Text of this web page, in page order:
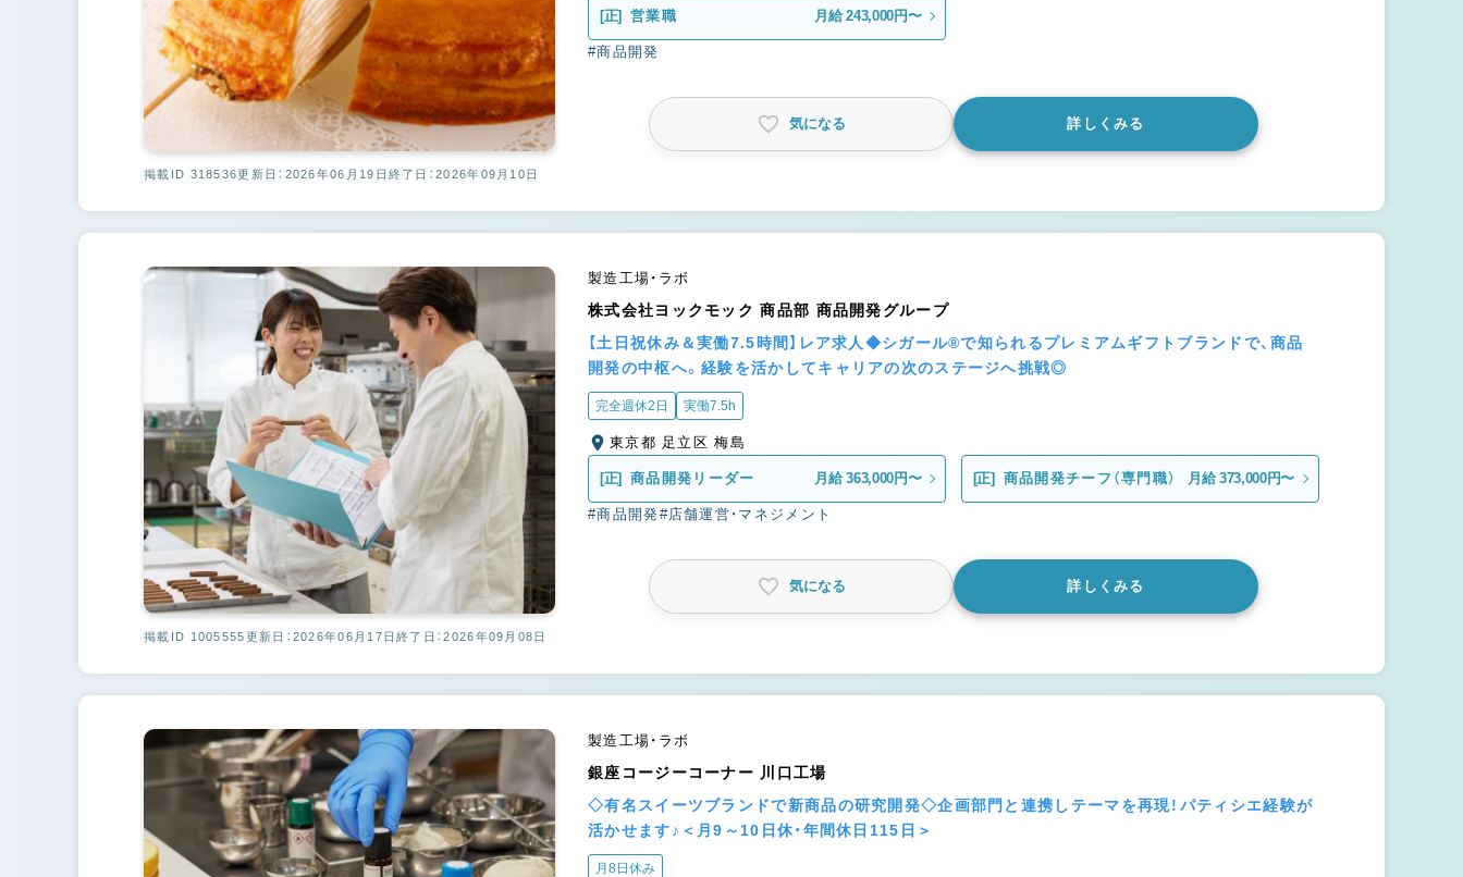
[正] 営業職 月給 243,000円〜
#商品開発
気になる 詳しくみる
掲載ID 318536更新日：2026年06月19日 終了日：2026年09月10日
製造工場・ラボ
株式会社ヨックモック 商品部 商品開発グループ
【土日祝休み＆実働7.5時間】レア求人◆シガール®で知られるプレミアムギフトブランドで、商品
開発の中枢へ。経験を活かしてキャリアの次のステージへ挑戦◎
完全週休2日 実働7.5h
東京都 足立区 梅島
[正] 商品開発リーダー 月給 363,000円〜 [正] 商品開発チーフ（専門職） 月給 373,000円〜
#商品開発#店舗運営・マネジメント
気になる 詳しくみる
掲載ID 1005555更新日：2026年06月17日終了日：2026年09月08日
製造工場・ラボ
銀座コージーコーナー 川口工場
◇有名スイーツブランドで新商品の研究開発◇企画部門と連携しテーマを再現！パティシエ経験が
活かせます♪＜月9～10日休・年間休日115日＞
月8日休み